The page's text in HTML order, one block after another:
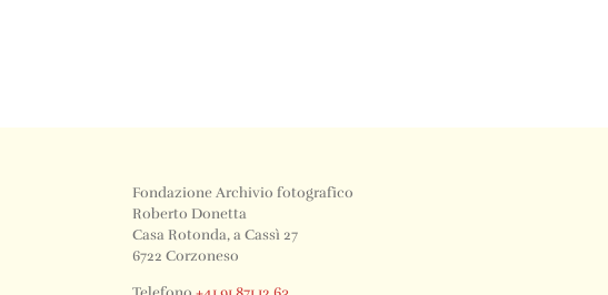
Fondazione Archivio fotografico
Roberto Donetta
Casa Rotonda, a Cassì 27
6722 Corzoneso